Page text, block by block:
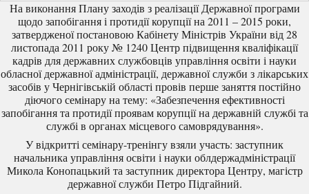
На виконання Плану заходів з реалізації Державної програми
щодо запобігання і протидії корупції на 2011 – 2015 роки,
затвердженої постановою Кабінету Міністрів України від 28
листопада 2011 року № 1240 Центр підвищення кваліфікації
кадрів для державних службовців управління освіти і науки
обласної державної адміністрації, державної служби з лікарських
засобів у Чернігівській області провів перше заняття постійно
діючого семінару на тему: «Забезпечення ефективності
запобігання та протидії проявам корупції на державній службі та
службі в органах місцевого самоврядування».
У відкритті семінару-тренінгу взяли участь: заступник
начальника управління освіти і науки облдержадміністрації
Микола Конопацький та заступник директора Центру, магістр
державної служби Петро Підгайний.